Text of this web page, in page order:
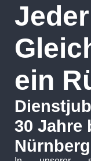
Jeder
ein
30 Jahre
Nürnberg